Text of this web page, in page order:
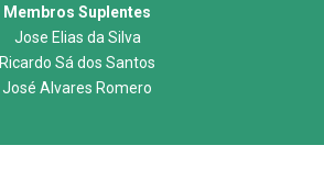
Membros Suplentes
Jose Elias da Silva
Ricardo Sá dos Santos
José Alvares Romero